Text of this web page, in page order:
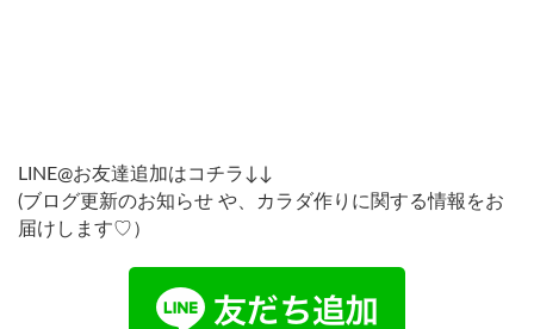
LINE@お友達追加はコチラ↓↓
(ブログ更新のお知らせ や、カラダ作りに関する情報をお
届けします♡）